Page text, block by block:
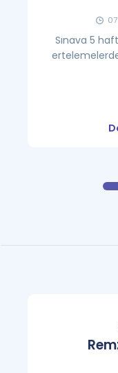
Sınava 5